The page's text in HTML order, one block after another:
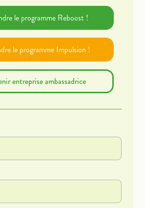
le programme Reboost !
le programme Impulsion !
entreprise ambassadrice